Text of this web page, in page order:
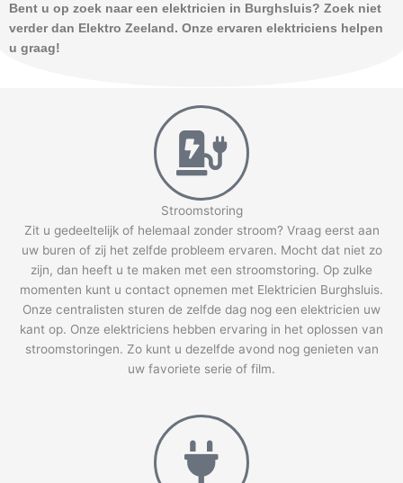
Bent u op zoek naar een elektricien in Burghsluis? Zoek niet
verder dan Elektro Zeeland. Onze ervaren elektriciens helpen
u graag!
Stroomstoring
Zit u gedeeltelijk of helemaal zonder stroom? Vraag eerst aan
uw buren of zij het zelfde probleem ervaren. Mocht dat niet zo
zijn, dan heeft u te maken met een stroomstoring. Op zulke
momenten kunt u contact opnemen met Elektricien Burghsluis.
Onze centralisten sturen de zelfde dag nog een elektricien uw
kant op. Onze elektriciens hebben ervaring in het oplossen van
stroomstoringen. Zo kunt u dezelfde avond nog genieten van
uw favoriete serie of film.